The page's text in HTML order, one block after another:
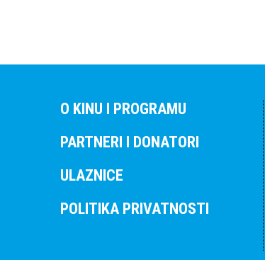
O KINU I PROGRAMU
PARTNERI I DONATORI
ULAZNICE
POLITIKA PRIVATNOSTI